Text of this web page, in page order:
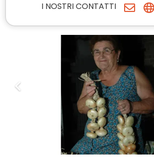
I NOSTRI CONTATTI